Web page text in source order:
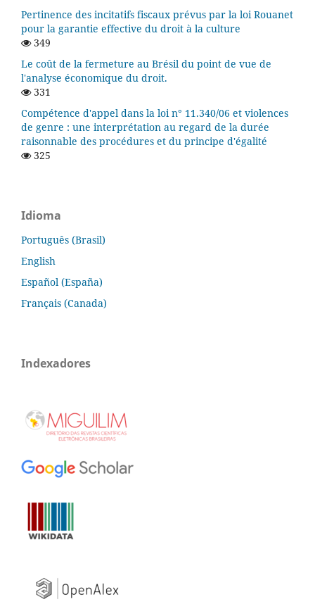
Pertinence des incitatifs fiscaux prévus par la loi Rouanet
pour la garantie effective du droit à la culture
349
Le coût de la fermeture au Brésil du point de vue de
l'analyse économique du droit.
331
Compétence d'appel dans la loi n° 11.340/06 et violences
de genre : une interprétation au regard de la durée
raisonnable des procédures et du principe d'égalité
325
Idioma
Português (Brasil)
English
Español (España)
Français (Canada)
Indexadores